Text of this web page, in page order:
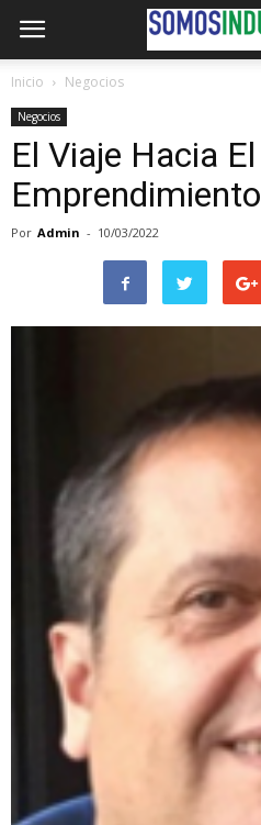
Inicio Negocios
Negocios
El Viaje Hacia El
Emprendimiento
Por Admin - 10/03/2022